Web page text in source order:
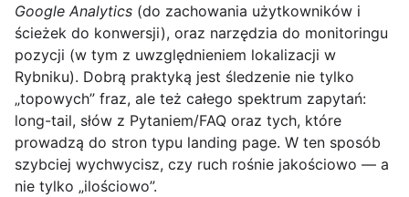
Google Analytics (do zachowania użytkowników i
ścieżek do konwersji), oraz narzędzia do monitoringu
pozycji (w tym z uwzględnieniem lokalizacji w
Rybniku). Dobrą praktyką jest śledzenie nie tylko
„topowych” fraz, ale też całego spektrum zapytań:
long-tail, słów z Pytaniem/FAQ oraz tych, które
prowadzą do stron typu landing page. W ten sposób
szybciej wychwycisz, czy ruch rośnie jakościowo — a
nie tylko „ilościowo”.